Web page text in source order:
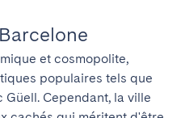
et cosmopolite,
populaires tels que
Cependant, la ville